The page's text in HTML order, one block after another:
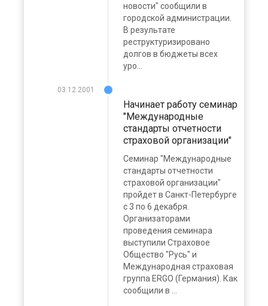
новости" сообщили в
городской администрации.
В результате
реструктуризировано
долгов в бюджеты всех
уро...
03.12.2001
Начинает работу семинар
"Международные
стандарты отчетности
страховой организации"
Семинар "Международные
стандарты отчетности
страховой организации"
пройдет в Санкт-Петербурге
с 3 по 6 декабря.
Организаторами
проведения семинара
выступили Страховое
Общество "Русь" и
Международная страховая
группа ERGO (Германия). Как
сообщили в ...